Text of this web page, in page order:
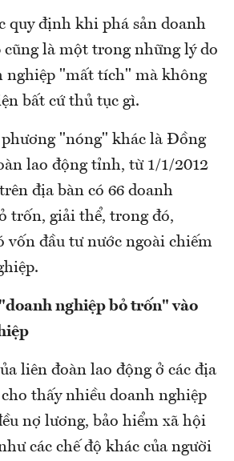
quy định khi phá sản doanh
cũng là một trong những lý do
nghiệp "mất tích" mà không
bất cứ thủ tục gì.
"nóng" khác là Đồng
lao động tỉnh, từ 1/1/2012
địa bàn có 66 doanh
trốn, giải thể, trong đó,
vốn đầu tư nước ngoài chiếm
nghiệp bỏ trốn" vào
liên đoàn lao động ở các địa
thấy nhiều doanh nghiệp
nợ lương, bảo hiểm xã hội
các chế độ khác của người